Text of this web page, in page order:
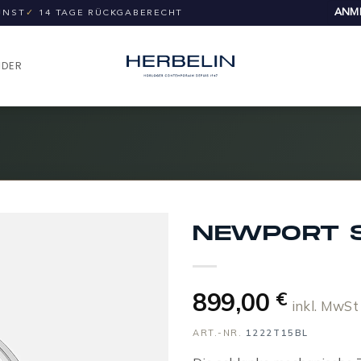
✓ 14 TAGE RÜCKGABERECHT
NEWPORT
899,00 € inkl. MwSt
ART.-NR. 1222T15BL